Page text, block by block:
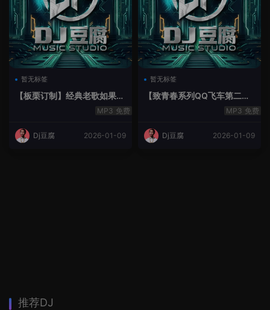
暂无标签
【板栗订制】经典老歌如果最
后不是你House Lak串烧弹免费
Dj豆腐 2026-01-09
暂无标签
【致青春系列QQ飞车第二季
免费
Dj豆腐 2026-01-09
推荐DJ